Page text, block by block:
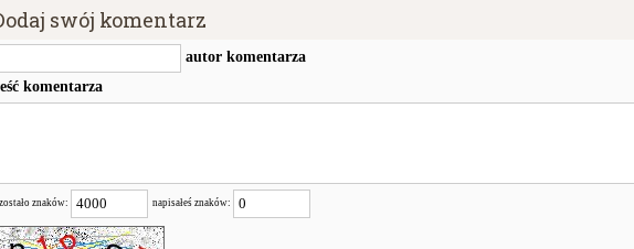
swój komentarz
autor komentarza
komentarza
znaków: napisałeś znaków: